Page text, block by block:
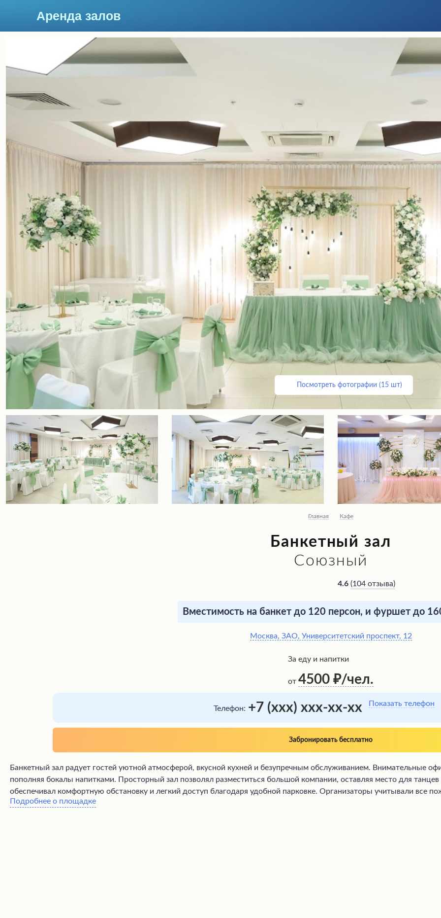
Аренда залов
Москва
Посмотреть фотографии (15 шт)
Главная Кафе
Банкетный зал
Союзный
4.6 (104 отзыва)
Вместимость на банкет до 120 персон, и фуршет до
Москва, ЗАО, Университетский проспект, 12
За еду и напитки
от 4500 /чел.
Телефон: +7 (xxx) xxx-xx-xx Показать телефон
Забронировать бесплатно
Банкетный зал радует гостей уютной атмосферой, вкусной кухней и безупречным обслуживанием. Внимательные
пополняя бокалы напитками. Просторный зал позволял разместиться большой компании, оставляя место для
обеспечивал комфортную обстановку и легкий доступ благодаря удобной парковке. Организаторы учитывали все
праздник, заслужив высокую оценку посетителей.
Подробнее о площадке